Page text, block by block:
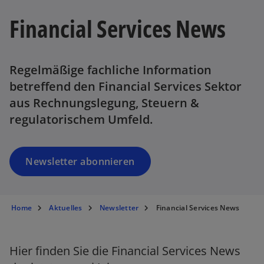
Financial Services News
Regelmäßige fachliche Information
betreffend den Financial Services Sektor
aus Rechnungslegung, Steuern &
regulatorischem Umfeld.
Newsletter abonnieren
e
e
u
e
n
e
g
is
e
a
Home Aktuelles Newsletter Financial Services News
Hier finden Sie die Financial Services News
w
i
n